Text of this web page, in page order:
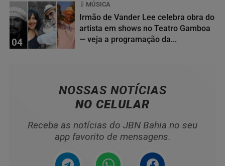
04
MÚSICA
Irmão de Vander Lee celebra obra do
artista em shows no Teatro Gamboa
— veja a programação da...
NOSSAS NOTÍCIAS
NO CELULAR
Receba as notícias do JBN Bahia no seu
app favorito de mensagens.